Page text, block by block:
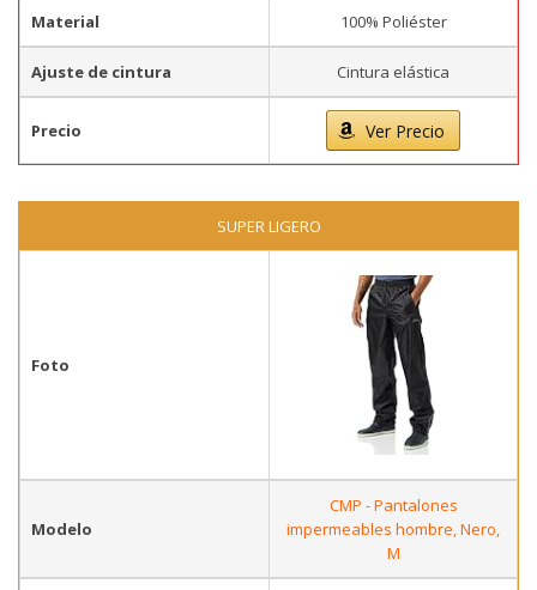
Material 100% Poliéster
Ajuste de cintura Cintura elástica
Precio Ver Precio
SUPER LIGERO
Foto
Modelo
CMP - Pantalones
impermeables hombre, Nero,
M